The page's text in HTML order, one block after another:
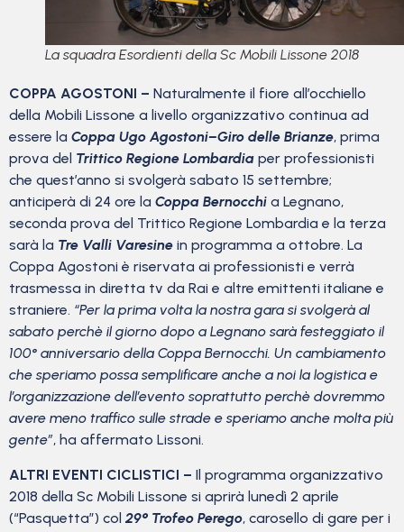
La squadra Esordienti della Sc Mobili Lissone 2018
COPPA AGOSTONI – Naturalmente il fiore all’occhiello
della Mobili Lissone a livello organizzativo continua ad
essere la Coppa Ugo Agostoni–Giro delle Brianze, prima
prova del Trittico Regione Lombardia per professionisti
che quest’anno si svolgerà sabato 15 settembre;
anticiperà di 24 ore la Coppa Bernocchi a Legnano,
seconda prova del Trittico Regione Lombardia e la terza
sarà la Tre Valli Varesine in programma a ottobre. La
Coppa Agostoni è riservata ai professionisti e verrà
trasmessa in diretta tv da Rai e altre emittenti italiane e
straniere. “Per la prima volta la nostra gara si svolgerà al
sabato perchè il giorno dopo a Legnano sarà festeggiato il
100° anniversario della Coppa Bernocchi. Un cambiamento
che speriamo possa semplificare anche a noi la logistica e
l’organizzazione dell’evento soprattutto perchè dovremmo
avere meno traffico sulle strade e speriamo anche molta più
gente”, ha affermato Lissoni.
ALTRI EVENTI CICLISTICI – Il programma organizzativo
2018 della Sc Mobili Lissone si aprirà lunedì 2 aprile
(“Pasquetta”) col 29° Trofeo Perego, carosello di gare per i